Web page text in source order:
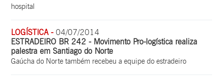
hospital
LOGÍSTICA -04/07/2014
ESTRADEIRO BR 242 - Movimento Pro-logística realiza
palestra em Santiago do Norte
Gaúcha do Norte também recebeu a equipe do estradeiro